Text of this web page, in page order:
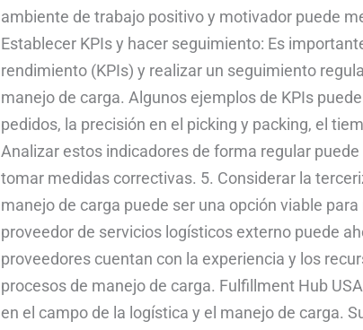
ambiente de trabajo positivo y motivador puede
Establecer KPIs y hacer seguimiento: Es
rendimiento (KPIs) y realizar un seguimiento
manejo de carga. Algunos ejemplos de KPIs
pedidos, la precisión en el picking y packing, el
Analizar estos indicadores de forma regular
tomar medidas correctivas. 5. Considerar la
manejo de carga puede ser una opción viable
proveedor de servicios logísticos externo puede
proveedores cuentan con la experiencia y los
procesos de manejo de carga. Fulfillment Hub
en el campo de la logística y el manejo de carga.